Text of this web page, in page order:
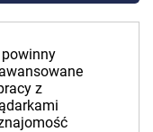
powinny
z